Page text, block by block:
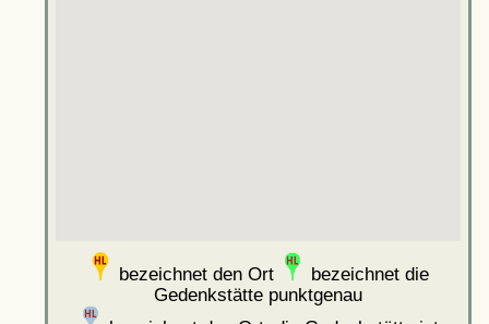
bezeichnet den Ort
bezeichnet die
Gedenkstätte punktgenau